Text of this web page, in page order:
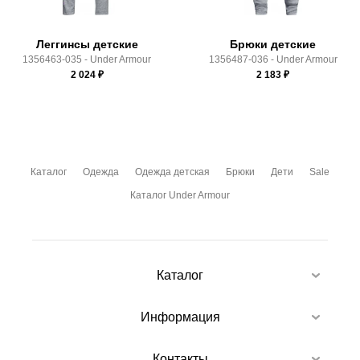
Леггинсы детские
1356463-035 - Under Armour
2 024₽
Брюки детские
1356487-036 - Under Armour
2 183 ₽
Каталог Одежда Одежда детская Брюки Дети Sale
Каталог Under Armour
Каталог
Информация